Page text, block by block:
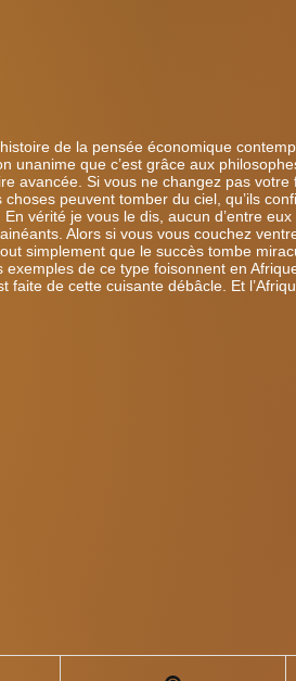
de la pensée économique
unanime que c’est grâce aux
avancée. Si vous ne changez pas
peuvent tomber du ciel, qu’ils
vérité je vous le dis, aucun d’entre eux
Alors si vous vous couchez
simplement que le succès tombe
exemples de ce type foisonnent en
faite de cette cuisante débâcle. Et